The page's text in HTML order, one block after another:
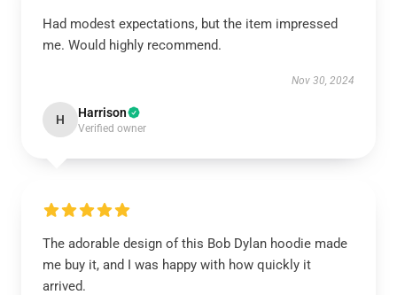
Had modest expectations, but the item impressed
me. Would highly recommend.
Nov 30, 2024
H Harrison
Verified owner
The adorable design of this Bob Dylan hoodie made
me buy it, and I was happy with how quickly it
arrived.